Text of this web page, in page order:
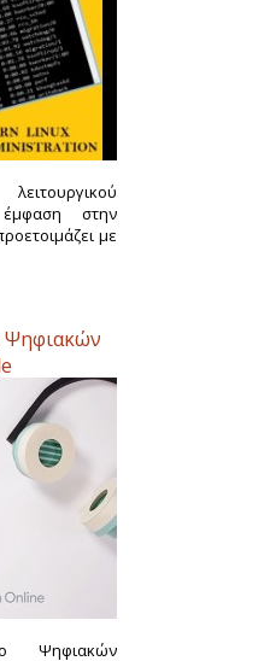
στην
με
Ψηφιακών
Ψηφιακών